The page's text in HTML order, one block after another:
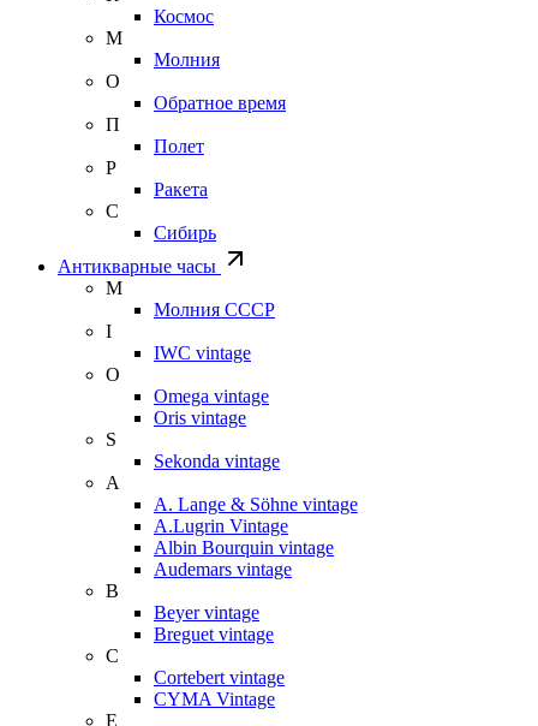
Космос
М
Молния
О
Обратное время
П
Полет
Р
Ракета
С
Сибирь
Антикварные часы
М
Молния СССР
I
IWC vintage
O
Omega vintage
Oris vintage
S
Sekonda vintage
A
A. Lange & Söhne vintage
A.Lugrin Vintage
Albin Bourquin vintage
Audemars vintage
B
Beyer vintage
Breguet vintage
C
Cortebert vintage
CYMA Vintage
E